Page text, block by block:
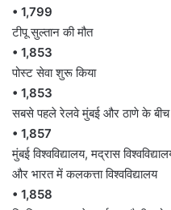
• 1,799
टीपू सुल्तान की मौत
• 1,853
पोस्ट सेवा शुरू किया
• 1,853
सबसे पहले रेलवे मुंबई और ठाणे के बीच
• 1,857
मुंबई विश्वविद्यालय, मद्रास
और भारत में कलकत्ता विश्वविद्यालय
• 1,858